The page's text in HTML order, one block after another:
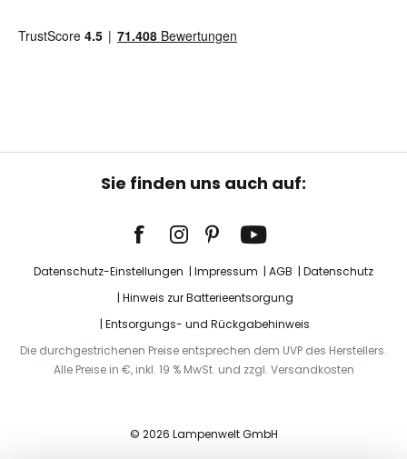
Sie finden uns auch auf:
Datenschutz-Einstellungen Impressum AGB
Datenschutz
Hinweis zur Batterieentsorgung
Entsorgungs- und Rückgabehinweis
Die durchgestrichenen Preise entsprechen dem UVP des Herstellers.
Alle Preise in €, inkl. 19 % MwSt. und zzgl. Versandkosten
© 2026 Lampenwelt GmbH